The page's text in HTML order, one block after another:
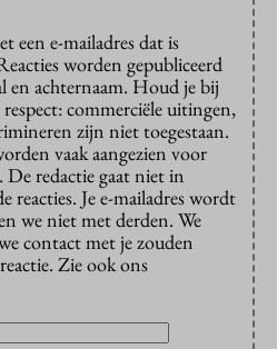
een e-mailadres dat is
worden gepubliceerd
achternaam. Houd je bij
commerciële uitingen,
zijn niet toegestaan.
vaak aangezien voor
redactie gaat niet in
reacties. Je e-mailadres wordt
we niet met derden. We
contact met je zouden
Zie ook ons